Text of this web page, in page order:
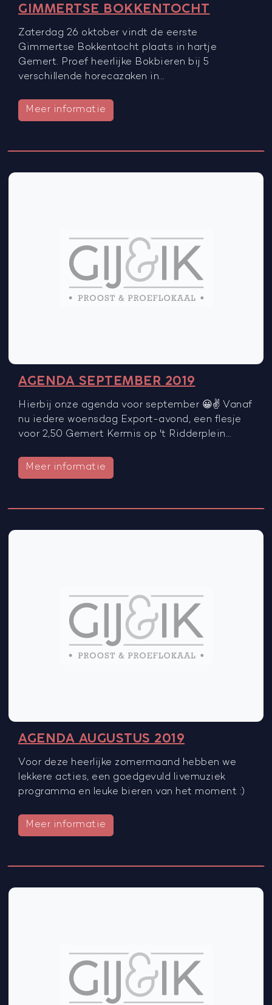
GIMMERTSE BOKKENTOCHT
Zaterdag 26 oktober vindt de eerste
Gimmertse Bokkentocht plaats in hartje
Gemert. Proef heerlijke Bokbieren bij 5
verschillende horecazaken in…
Meer informatie
AGENDA SEPTEMBER 2019
Hierbij onze agenda voor september 😀✌️ Vanaf
nu iedere woensdag Export-avond, een flesje
voor 2,50 Gemert Kermis op 't Ridderplein…
Meer informatie
AGENDA AUGUSTUS 2019
Voor deze heerlijke zomermaand hebben we
lekkere acties, een goedgevuld livemuziek
programma en leuke bieren van het moment :)
Meer informatie